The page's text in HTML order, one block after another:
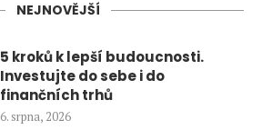
NEJNOVĚJŠÍ
5 kroků k lepší budoucnosti.
Investujte do sebe i do
finančních trhů
6. srpna, 2026